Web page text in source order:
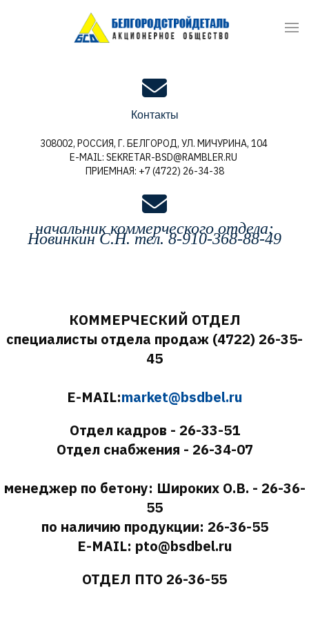
Контакты
308002, РОССИЯ, Г. БЕЛГОРОД, УЛ. МИЧУРИНА, 104
E-MAIL: SEKRETAR-BSD@RAMBLER.RU
ПРИЕМНАЯ: +7 (4722) 26-34-38
начальник коммерческого отдела:
Новинкин С.Н. тел. 8-910-368-88-49
КОММЕРЧЕСКИЙ ОТДЕЛ
специалисты отдела продаж (4722) 26-35-
45
E-MAIL:market@bsdbel.ru
Отдел кадров - 26-33-51
Отдел снабжения - 26-34-07
менеджер по бетону: Широких О.В. - 26-36-
55
по наличию продукции: 26-36-55
E-MAIL: pto@bsdbel.ru
ОТДЕЛ ПТО 26-36-55